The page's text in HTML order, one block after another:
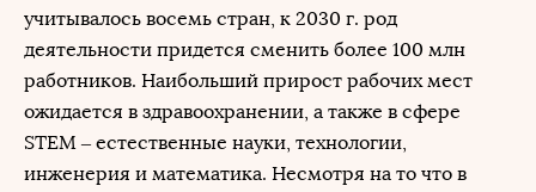
учитывалось восемь стран, к 2030 г. род
деятельности придется сменить более 100 млн
работников. Наибольший прирост рабочих мест
ожидается в здравоохранении, а также в сфере
STEM – естественные науки, технологии,
инженерия и математика. Несмотря на то что в